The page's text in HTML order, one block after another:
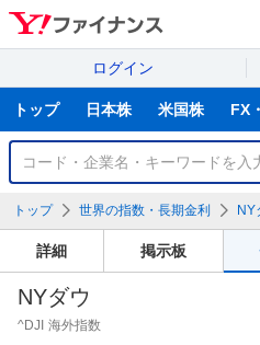
ログイン
サ
トップ 日本株 米国株 FX
銘
検
トップ 世界の指数・長期金利 NY
詳細 掲示板
NYダウ
^DJI 海外指数